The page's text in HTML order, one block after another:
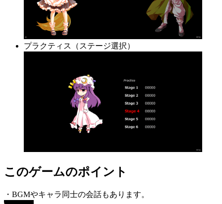
プラクティス（ステージ選択）
このゲームのポイント
・BGMやキャラ同士の会話もあります。